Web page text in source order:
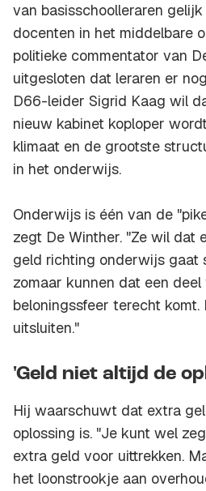
van basisschoolleraren
docenten in het middelbare
politieke commentator van
uitgesloten dat leraren er
D66-leider Sigrid Kaag wil
nieuw kabinet koploper
klimaat en de grootste
in het onderwijs.
Onderwijs is één van de
zegt De Winther. "Ze wil dat
geld richting onderwijs gaat
zomaar kunnen dat een
beloningssfeer terecht komt.
uitsluiten."
'Geld niet altijd de
Hij waarschuwt dat extra
oplossing is. "Je kunt wel
extra geld voor uittrekken.
het loonstrookje aan